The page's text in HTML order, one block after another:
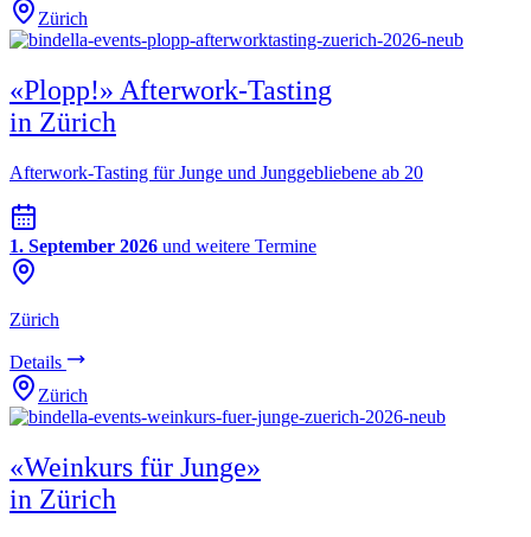
Zürich
«Plopp!» Afterwork-Tasting
in Zürich
Afterwork-Tasting für Junge und Junggebliebene ab 20
1. September 2026 und weitere Termine
Zürich
Details
Zürich
«Weinkurs für Junge»
in Zürich